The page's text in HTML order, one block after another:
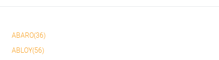
ABARO(36)
ABLOY(56)